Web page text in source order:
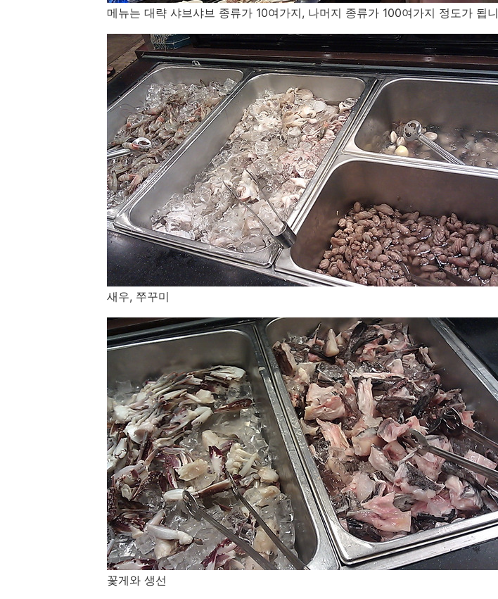
메뉴는 대략 샤브샤브 종류가 10여가지, 나머지 종류가 100여가지 정도가 됩
새우, 쭈꾸미
꽃게와 생선